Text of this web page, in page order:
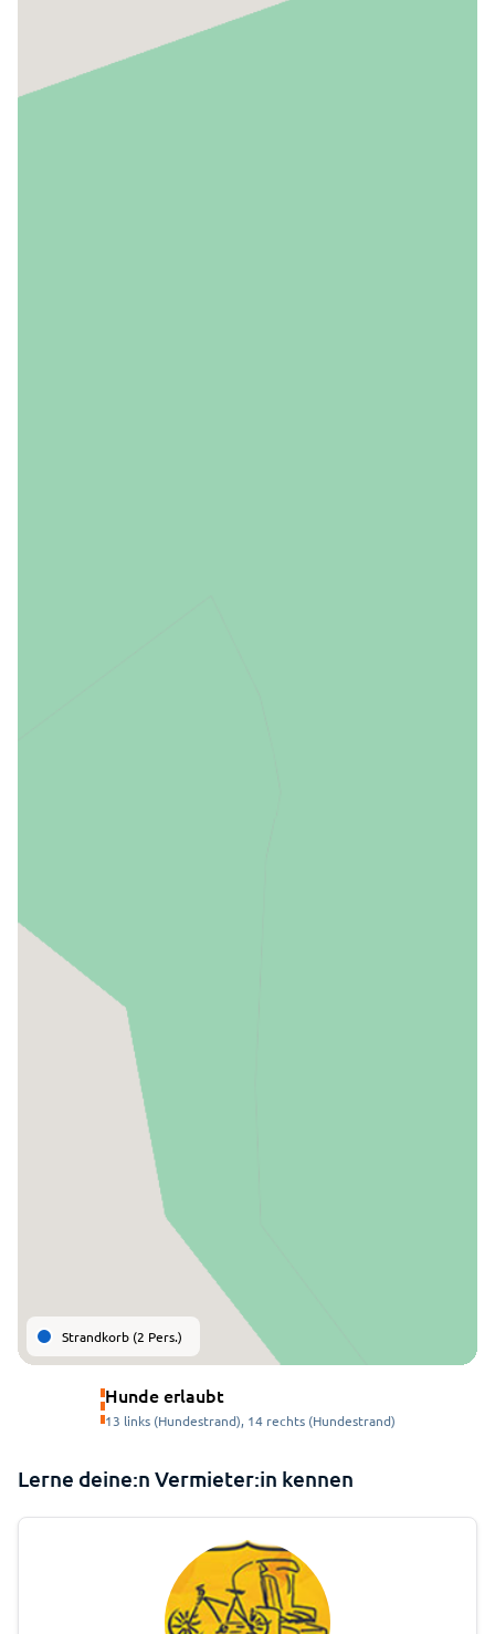
Strandkorb (2 Pers.)
Hunde erlaubt
13 links (Hundestrand), 14 rechts (Hundestrand)
Lerne deine:n Vermieter:in kennen